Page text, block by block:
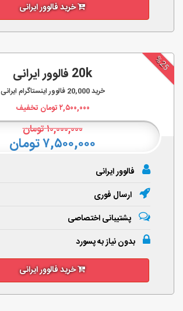
خرید فالوور ایرانی
%25
20k فالوور ایرانی
خرید20,000 فالوور اینستاگرام ایرانی
۲,۵۰۰,۰۰۰تومان تخفیف
۱۰,۰۰۰,۰۰۰تومان
۷,۵۰۰,۰۰۰ تومان
فالوور ایرانی
ارسال فوری
پشتیبانی اختصاصی
بدون نیاز به پسورد
خرید فالوور ایرانی